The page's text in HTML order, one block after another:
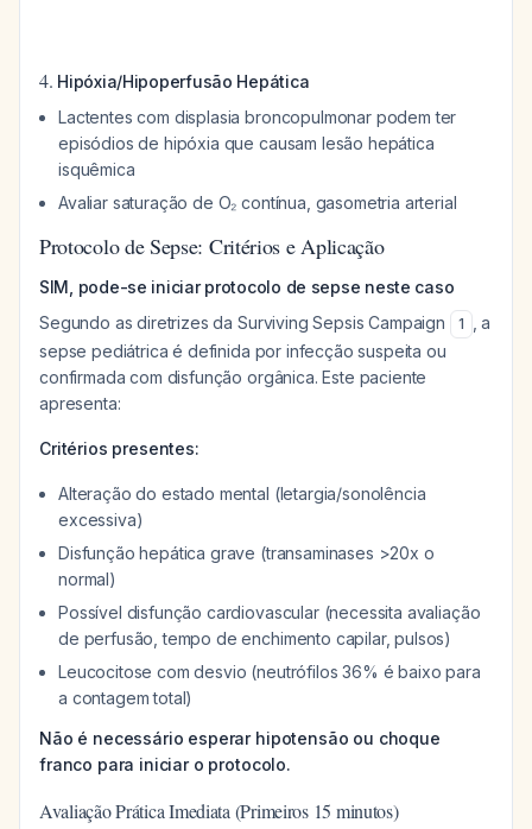
4. Hipóxia/Hipoperfusão Hepática
Lactentes com displasia broncopulmonar podem ter
episódios de hipóxia que causam lesão hepática
isquêmica
Avaliar saturação de O₂ contínua, gasometria arterial
Protocolo de Sepse: Critérios e Aplicação
SIM, pode-se iniciar protocolo de sepse neste caso
Segundo as diretrizes da Surviving Sepsis Campaign
1
, a
sepse pediátrica é definida por infecção suspeita ou
confirmada com disfunção orgânica. Este paciente
apresenta:
Critérios presentes:
Alteração do estado mental (letargia/sonolência
excessiva)
Disfunção hepática grave (transaminases >20x o
normal)
Possível disfunção cardiovascular (necessita avaliação
de perfusão, tempo de enchimento capilar, pulsos)
Leucocitose com desvio (neutrófilos 36% é baixo para
a contagem total)
Não é necessário esperar hipotensão ou choque
franco para iniciar o protocolo.
Avaliação Prática Imediata (Primeiros 15 minutos)